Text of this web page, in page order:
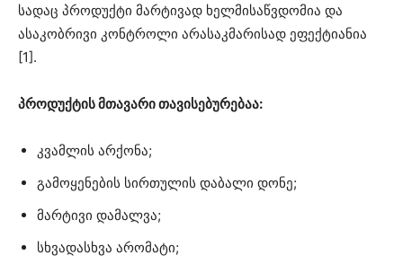
სადაც პროდუქტი მარტივად ხელმისაწვდომია და
ასაკობრივი კონტროლი არასაკმარისად ეფექტიანია
[1].
პროდუქტის მთავარი თავისებურებაა:
კვამლის არქონა;
გამოყენების სირთულის დაბალი დონე;
მარტივი დამალვა;
სხვადასხვა არომატი;